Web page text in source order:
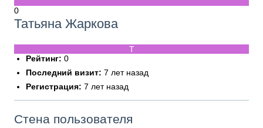
0
Татьяна Жаркова
Рейтинг: 0
Последний визит: 7 лет назад
Регистрация: 7 лет назад
Стена пользователя